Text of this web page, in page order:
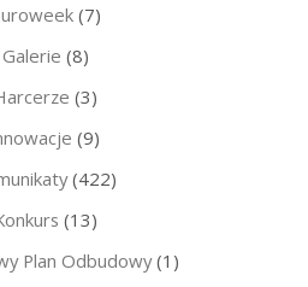
(7)
Galerie (8)
(3)
(9)
(422)
(13)
Plan Odbudowy(1)